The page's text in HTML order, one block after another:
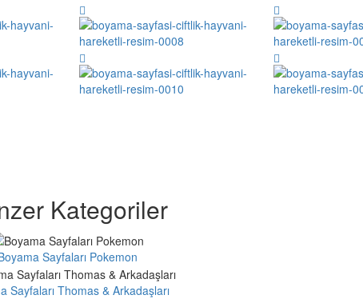
Kategoriler
Sayfaları Pokemon
Sayfaları Thomas & Arkadaşları